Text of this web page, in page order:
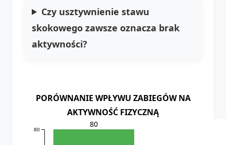
Czy usztywnienie stawu
skokowego zawsze oznacza brak
aktywności?
PORÓWNANIE WPŁYWU ZABIEGÓW NA
AKTYWNOŚĆ FIZYCZNĄ
80
80